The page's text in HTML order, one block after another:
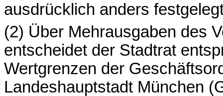
ausdrücklich anders
(2) Über Mehrausgaben des
entscheidet der Stadtrat
Wertgrenzen der
Landeshauptstadt München (